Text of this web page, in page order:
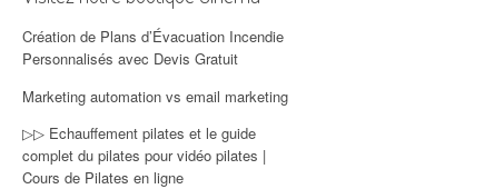
Création de Plans d’Évacuation Incendie
Personnalisés avec Devis Gratuit
Marketing automation vs email marketing
▷▷ Echauffement pilates et le guide
complet du pilates pour vidéo pilates |
Cours de Pilates en ligne